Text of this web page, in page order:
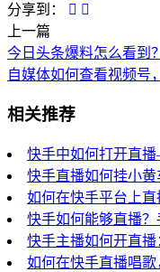
分享到：
上一篇
今日头条爆料怎么看到
自媒体如何查看视频号
相关推荐
快手中如何打开直
快手直播如何挂小
如何在快手平台上直
快手如何能够直播
快手主播如何开直
如何在快手直播唱歌